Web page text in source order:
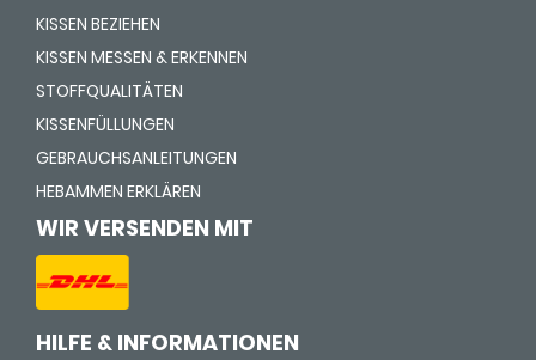
KISSEN BEZIEHEN
KISSEN MESSEN & ERKENNEN
STOFFQUALITÄTEN
KISSENFÜLLUNGEN
GEBRAUCHSANLEITUNGEN
HEBAMMEN ERKLÄREN
WIR VERSENDEN MIT
HILFE & INFORMATIONEN